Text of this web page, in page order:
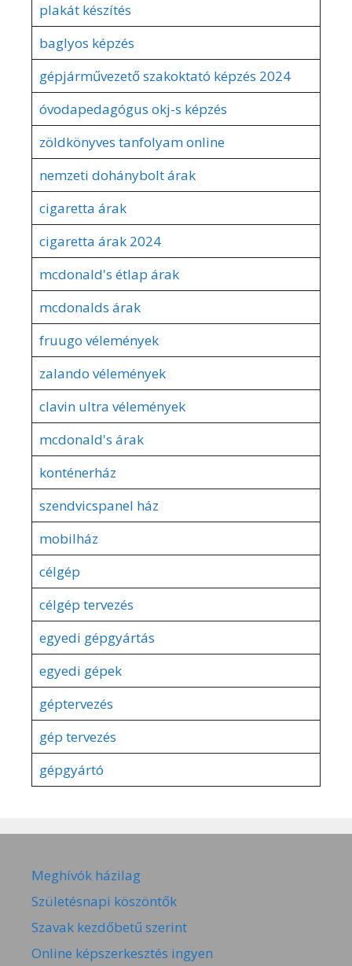
plakát készítés
baglyos képzés
gépjárművezető szakoktató képzés 2024
óvodapedagógus okj-s képzés
zöldkönyves tanfolyam online
nemzeti dohánybolt árak
cigaretta árak
cigaretta árak 2024
mcdonald's étlap árak
mcdonalds árak
fruugo vélemények
zalando vélemények
clavin ultra vélemények
mcdonald's árak
konténerház
szendvicspanel ház
mobilház
célgép
célgép tervezés
egyedi gépgyártás
egyedi gépek
géptervezés
gép tervezés
gépgyártó
Meghívók házilag
Születésnapi köszöntők
Szavak kezdőbetű szerint
Online képszerkesztés ingyen